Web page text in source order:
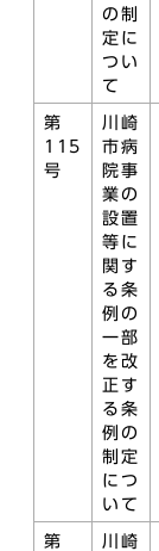
の制
定に
つい
て
第
115
号
川崎
市病
院事
業の
設置
等に
関す
る条
例の
一部
を改
正す
る条
例の
制定
につ
いて
第
川崎